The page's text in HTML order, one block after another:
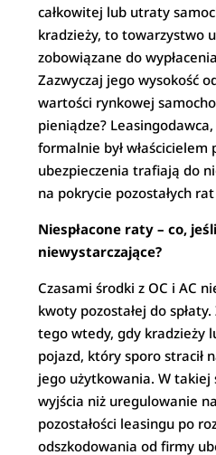
całkowitej lub utraty
kradzieży, to towarzystwo
zobowiązane do
Zazwyczaj jego wysokość
wartości rynkowej
pieniądze?
formalnie był właścicielem
ubezpieczenia trafiają do
na pokrycie pozostałych
Niespłacone raty – co,
niewystarczające?
Czasami środki z OC i AC
kwoty pozostałej do
tego wtedy, gdy kradzieży
pojazd, który sporo stracił
jego użytkowania. W
wyjścia niż uregulowanie
pozostałości leasingu po
odszkodowania od firmy